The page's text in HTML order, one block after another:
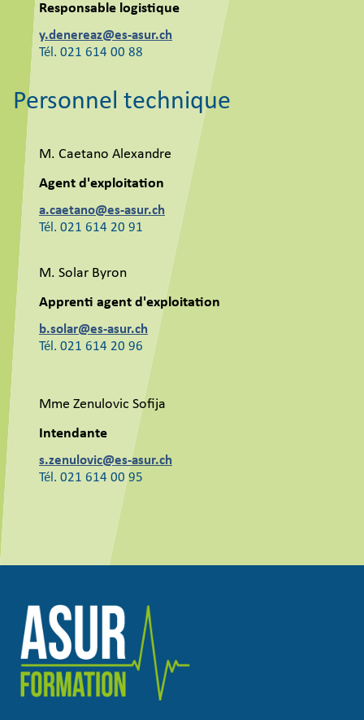
Responsable logistique
y.denereaz@es-asur.ch
Tél. 021 614 00 88
Personnel technique
M. Caetano Alexandre
Agent d'exploitation
a.caetano@es-asur.ch
Tél. 021 614 20 91
M. Solar Byron
Apprenti agent d'exploitation
b.solar@es-asur.ch
Tél. 021 614 20 96
Mme Zenulovic Sofija
Intendante
s.zenulovic@es-asur.ch
Tél. 021 614 00 95